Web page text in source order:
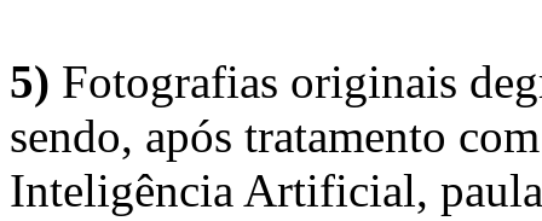
5) Fotografias originais
sendo, após tratamento
Inteligência Artificial,